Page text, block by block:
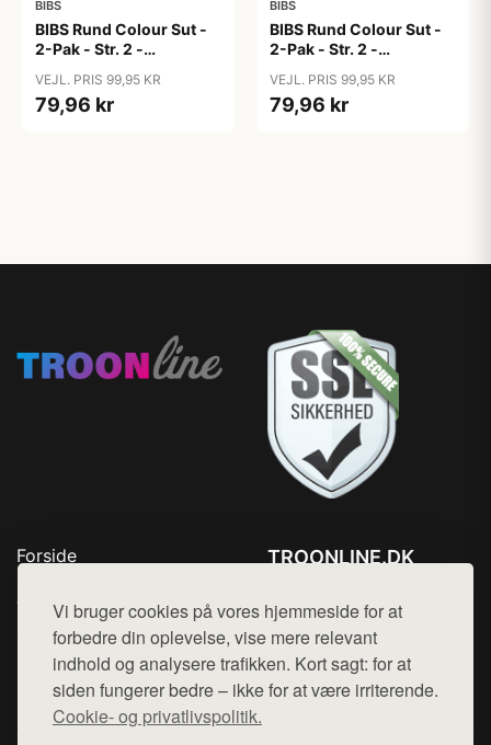
Vi bruger cookies på vores hjemmeside for at
forbedre din oplevelse, vise mere relevant
indhold og analysere trafikken. Kort sagt: for at
siden fungerer bedre – ikke for at være irriterende.
Cookie- og privatlivspolitik.
BIBS
BIBS Rund Colour Sut -
2-Pak - Str. 2 -
Studio - Baby Pink/Coral
Mix
VEJL. PRIS 99,95 KR
79,96 kr
BIBS
BIBS Rund Colour Sut -
2-Pak - Str. 2 -
Studio - Blush Mix
VEJL. PRIS 99,95 KR
79,96 kr
Forside
Top Rabatter
Blog
Kontakt
TROONLINE.DK
Mail: hej@want.dk
Cookie- og privatlivspolitik